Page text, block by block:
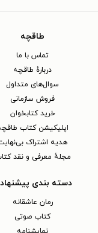
طاقچه
تماس با ما
دربارهٔ طاقچه
سوال‌های متداول
فروش سازمانی
خرید کتابخوان
اپلیکیشن کتاب
هدیه اشتراک
مجلهٔ معرفی و نقد
دسته بندی
رمان عاشقانه
کتاب‌ صوتی